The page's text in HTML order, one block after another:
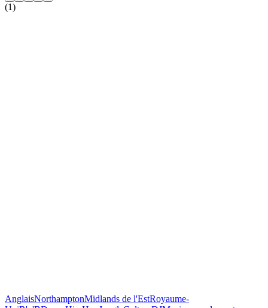
(1)
AnglaisNorthamptonMidlands de l'EstRoyaume-